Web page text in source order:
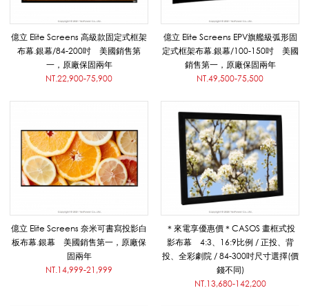
布
_
桌
上
億立 Elite Screens 高級款固定式框架
布幕.銀幕/84-200吋 美國銷售第
一，原廠保固兩年
NT.22,900-75,900
億立 Elite Screens EPV旗艦級弧形固
定式框架布幕.銀幕/100-150吋 美國
銷售第一，原廠保固兩年
NT.49,500-75,500
億立 Elite Screens 奈米可書寫投影白
板布幕.銀幕 美國銷售第一，原廠保
固兩年
NT.14,999-21,999
＊來電享優惠價＊CASOS 畫框式投
影布幕 4:3、16:9比例 / 正投、背
投、全彩劇院 / 84-300吋尺寸選擇(價
錢不同)
NT.13,680-142,200